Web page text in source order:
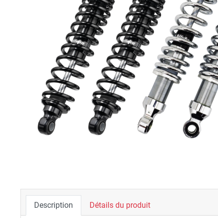
Description Détails du produit